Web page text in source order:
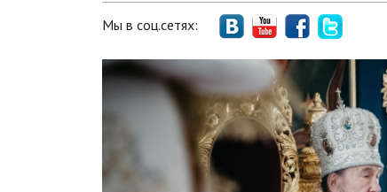
Мы в соц.сетях: